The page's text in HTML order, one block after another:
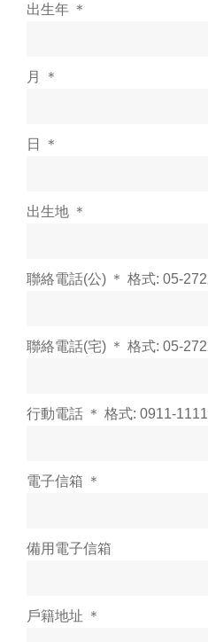
出生年 ＊
月 ＊
日 ＊
出生地 ＊
聯絡電話(公) ＊ 格式: 05-
聯絡電話(宅) ＊ 格式: 05-
行動電話 ＊ 格式: 0911-
電子信箱 ＊
備用電子信箱
戶籍地址 ＊